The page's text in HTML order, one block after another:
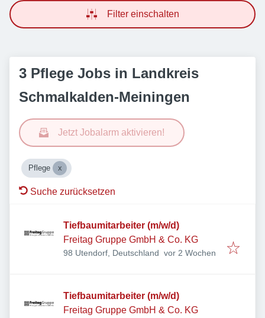
Filter einschalten
3 Pflege Jobs in Landkreis
Schmalkalden-Meiningen
Jetzt Jobalarm aktivieren!
Pflege
Suche zurücksetzen
Tiefbaumitarbeiter (m/w/d)
Freitag Gruppe GmbH & Co. KG
98 Utendorf, Deutschland Veröffentlicht:
vor 2 Wochen
Tiefbaumitarbeiter (m/w/d)
Freitag Gruppe GmbH & Co. KG